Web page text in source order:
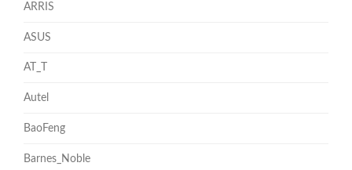
ARRIS
ASUS
AT_T
Autel
BaoFeng
Barnes_Noble